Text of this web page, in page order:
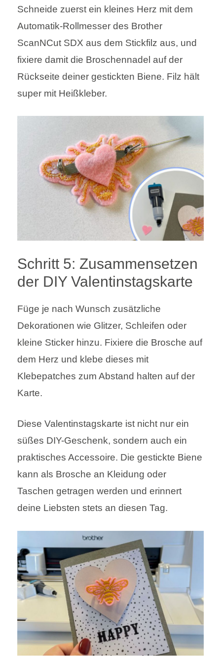
Schneide zuerst ein kleines Herz mit dem
Automatik-Rollmesser des Brother
ScanNCut SDX aus dem Stickfilz aus, und
fixiere damit die Broschennadel auf der
Rückseite deiner gestickten Biene. Filz hält
super mit Heißkleber.
Schritt 5: Zusammensetzen
der DIY Valentinstagskarte
Füge je nach Wunsch zusätzliche
Dekorationen wie Glitzer, Schleifen oder
kleine Sticker hinzu. Fixiere die Brosche auf
dem Herz und klebe dieses mit
Klebepatches zum Abstand halten auf der
Karte.
Diese Valentinstagskarte ist nicht nur ein
süßes DIY-Geschenk, sondern auch ein
praktisches Accessoire. Die gestickte Biene
kann als Brosche an Kleidung oder
Taschen getragen werden und erinnert
deine Liebsten stets an diesen Tag.